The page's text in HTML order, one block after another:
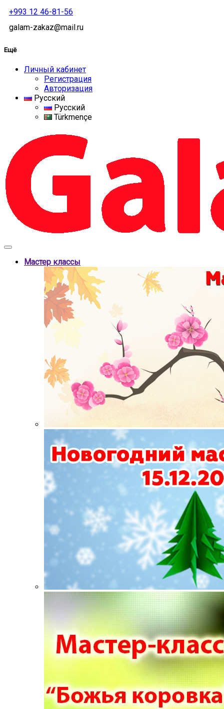
+993 12 46-81-56
galam-zakaz@mail.ru
Ещё
Личный кабинет
Регистрация
Авторизация
Русский
Русский
Türkmençe
Мастер классы